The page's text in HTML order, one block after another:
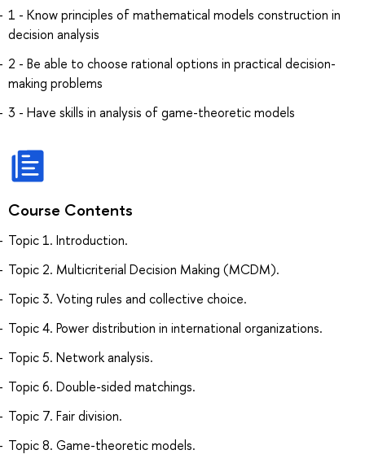
1 - Know principles of mathematical models construction in
decision analysis
2 - Be able to choose rational options in practical decision-
making problems
3 - Have skills in analysis of game-theoretic models
Course Contents
Topic 1. Introduction.
Topic 2. Multicriterial Decision Making (MCDM).
Topic 3. Voting rules and collective choice.
Topic 4. Power distribution in international organizations.
Topic 5. Network analysis.
Topic 6. Double-sided matchings.
Topic 7. Fair division.
Topic 8. Game-theoretic models.